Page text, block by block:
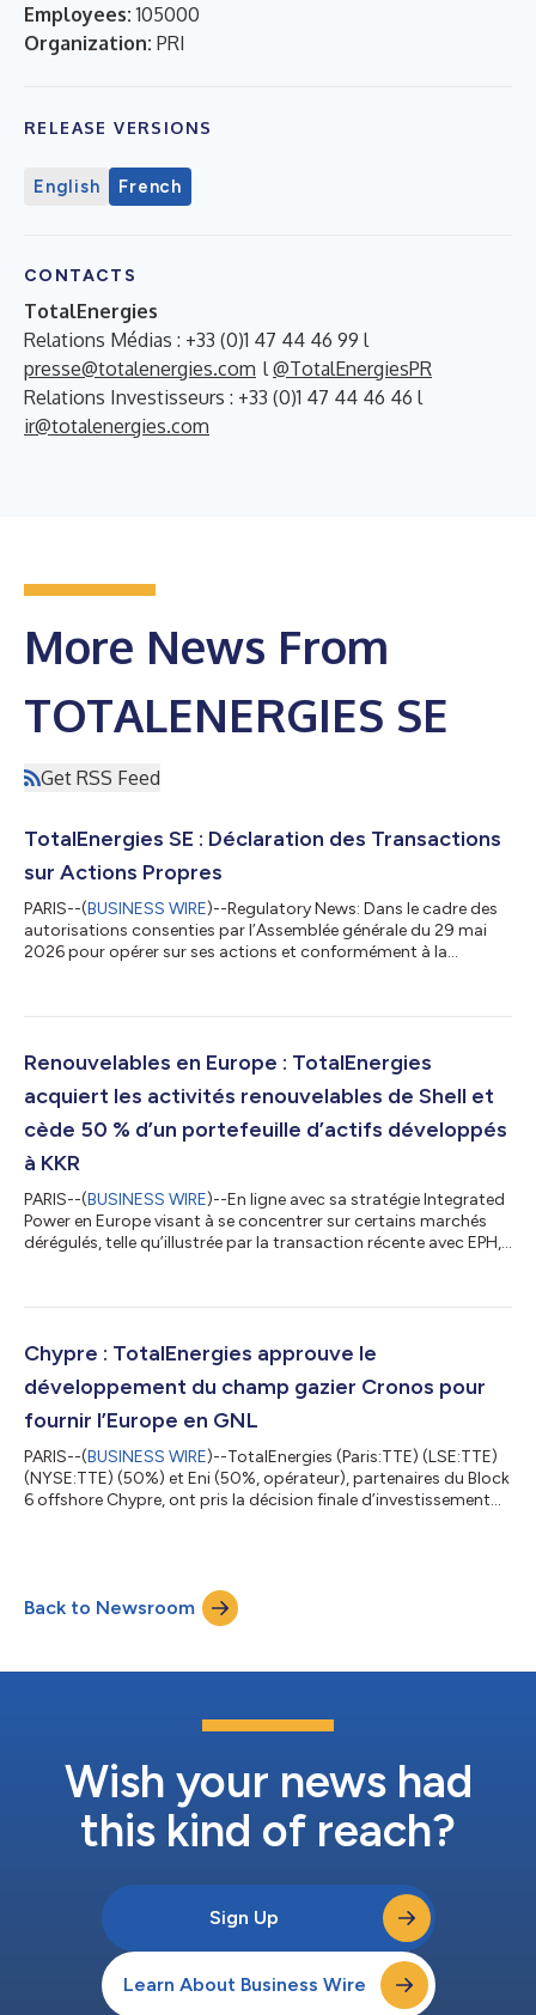
Employees: 105000
Organization: PRI
RELEASE VERSIONS
English French
CONTACTS
TotalEnergies
Relations Médias : +33 (0)1 47 44 46 99 l
presse@totalenergies.com l @TotalEnergiesPR
Relations Investisseurs : +33 (0)1 47 44 46 46 l
ir@totalenergies.com
More News From
TOTALENERGIES SE
Get RSS Feed
TotalEnergies SE : Déclaration des Transactions
sur Actions Propres
PARIS--(BUSINESS WIRE)--Regulatory News: Dans le cadre des
autorisations consenties par l’Assemblée générale du 29 mai
2026 pour opérer sur ses actions et conformément à la
529900S21EQ1BO4ESM68) déclare ci-après les achats
juillet 2026 : Jour de la transaction Volume total journalier (en
nombre de titres) Prix pondéré moyen journal...
Renouvelables en Europe : TotalEnergies
acquiert les activités renouvelables de Shell et
cède 50 % d’un portefeuille d’actifs développés
à KKR
PARIS--(BUSINESS WIRE)--En ligne avec sa stratégie Integrated
Power en Europe visant à se concentrer sur certains marchés
dérégulés, telle qu’illustrée par la transaction récente avec EPH,
(Paris:TTE) (LSE:TTE) (NYSE:TTE) annonce la signature de deux
renouvelable de 4 GW auprès de Shell, dont 500 MW d’actifs
solaires et...
Chypre : TotalEnergies approuve le
développement du champ gazier Cronos pour
fournir l’Europe en GNL
PARIS--(BUSINESS WIRE)--TotalEnergies (Paris:TTE) (LSE:TTE)
(NYSE:TTE) (50%) et Eni (50%, opérateur), partenaires du Block
6 offshore Chypre, ont pris la décision finale d’investissement
côtes chypriotes, Cronos sera développé au moyen de quatre
puits sous-marins. Le gaz sera acheminé par pipeline sous-
Back to Newsroom
Wish your news had
this kind of reach?
Sign Up
Learn About Business Wire